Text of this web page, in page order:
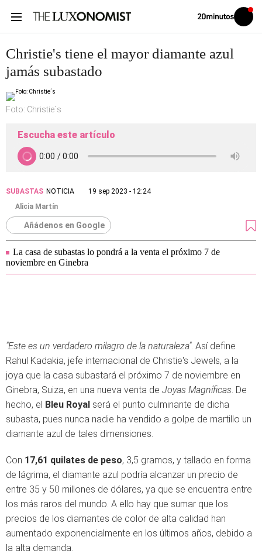
Volver
Iniciar
sesión
Christie's tiene el mayor diamante azul
jamás subastado
Foto: Christie´s
Escucha este artículo
SUBASTAS NOTICIA
19 sep 2023 - 12:24
Alicia Martín
Añádenos en Google
La casa de subastas lo pondrá a la venta el próximo 7 de
noviembre en Ginebra
"Este es un verdadero milagro de la naturaleza". Así define
Rahul Kadakia, jefe internacional de Christie's Jewels, a la
joya que la casa subastará el próximo 7 de noviembre en
Ginebra, Suiza, en una nueva venta de Joyas Magníficas. De
hecho, el Bleu Royal será el punto culminante de dicha
subasta, pues nunca nadie ha vendido a golpe de martillo un
diamante azul de tales dimensiones.
Con 17,61 quilates de peso, 3,5 gramos, y tallado en forma
de lágrima, el diamante azul podría alcanzar un precio de
entre 35 y 50 millones de dólares, ya que se encuentra entre
los más raros del mundo. A ello hay que sumar que los
precios de los diamantes de color de alta calidad han
aumentado exponencialmente en los últimos años, debido a
la alta demanda.